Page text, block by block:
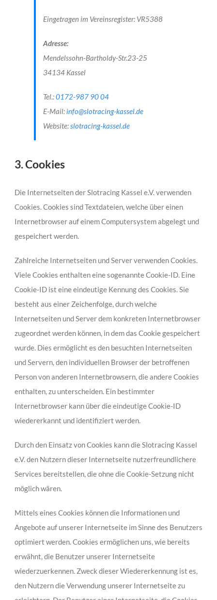
Eingetragen im Vereinsregister: VR5388
Adresse:
Mendelssohn-Bartholdy-Str.23-25
34134 Kassel
Tel.:0172-987 90 04
E-Mail:info@slotracing-kassel.de
Website:slotracing-kassel.de
3. Cookies
Die Internetseiten der Slotracing Kassel e.V. verwenden
Cookies. Cookies sind Textdateien, welche über einen
Internetbrowser auf einem Computersystem abgelegt und
gespeichert werden.
Zahlreiche Internetseiten und Server verwenden Cookies.
Viele Cookies enthalten eine sogenannte Cookie-ID. Eine
Cookie-ID ist eine eindeutige Kennung des Cookies. Sie
besteht aus einer Zeichenfolge, durch welche
Internetseiten und Server dem konkreten Internetbrowser
zugeordnet werden können, in dem das Cookie gespeichert
wurde. Dies ermöglicht es den besuchten Internetseiten
und Servern, den individuellen Browser der betroffenen
Person von anderen Internetbrowsern, die andere Cookies
enthalten, zu unterscheiden. Ein bestimmter
Internetbrowser kann über die eindeutige Cookie-ID
wiedererkannt und identifiziert werden.
Durch den Einsatz von Cookies kann die Slotracing Kassel
e.V. den Nutzern dieser Internetseite nutzerfreundlichere
Services bereitstellen, die ohne die Cookie-Setzung nicht
möglich wären.
Mittels eines Cookies können die Informationen und
Angebote auf unserer Internetseite im Sinne des Benutzers
optimiert werden. Cookies ermöglichen uns, wie bereits
erwähnt, die Benutzer unserer Internetseite
wiederzuerkennen. Zweck dieser Wiedererkennung ist es,
den Nutzern die Verwendung unserer Internetseite zu